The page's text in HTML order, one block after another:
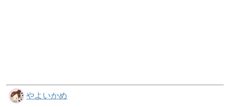
やよいかめ